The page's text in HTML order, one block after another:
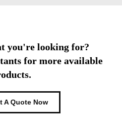
you're looking for?
for more available
A Quote Now